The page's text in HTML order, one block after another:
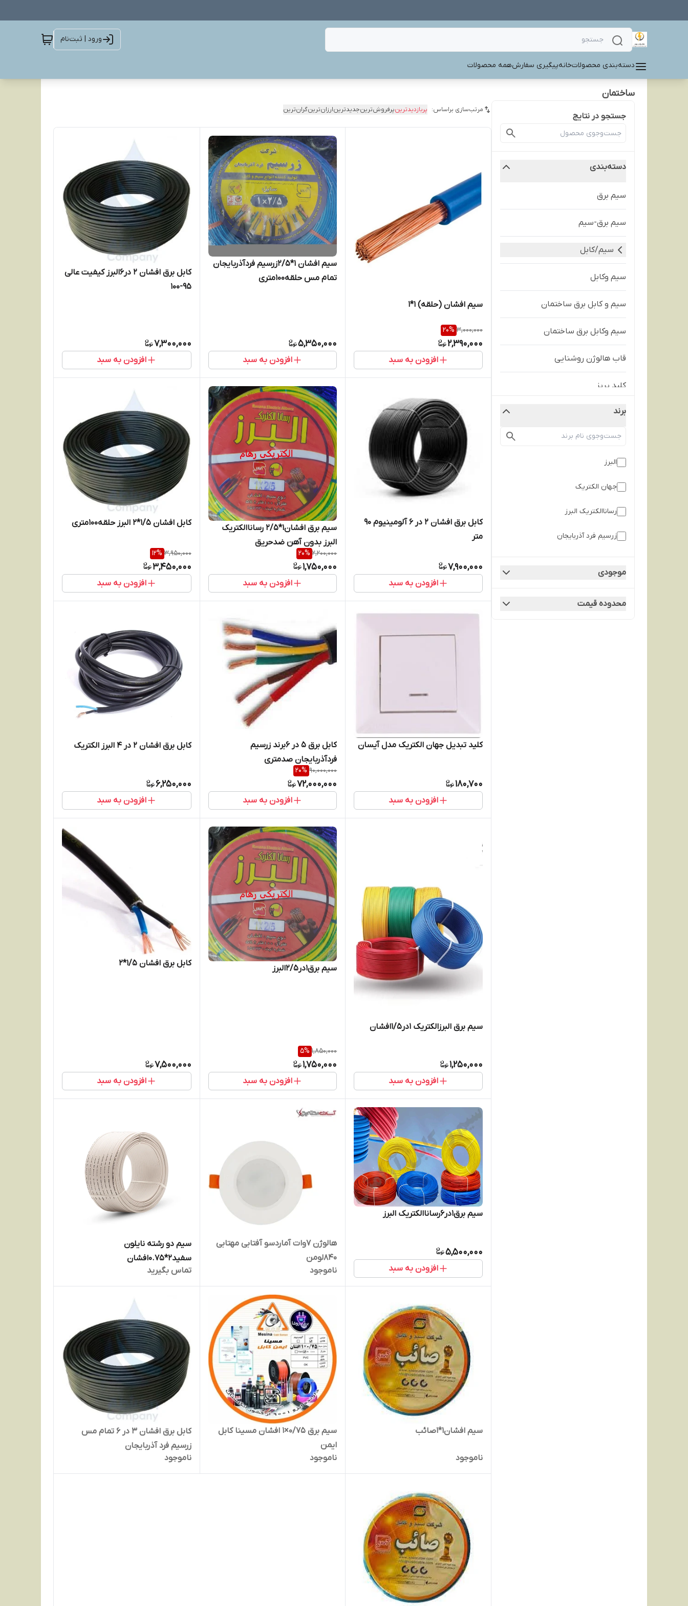
ورود | ثبت‌نام
دسته‌بندی محصولاتخانهپیگیری سفارشهمه محصولات
ساختمان
جستجو در نتایج
دسته‌بندی
سیم برق
سیم برق-سیم
سیم/کابل
سیم وکابل
سیم و کابل برق ساختمان
سیم وکابل برق ساختمان
قاب هالوژن روشنایی
کلید پریز
لامپ و هالوژن
برند
البرز
جهان الکتریک
رساناالکتریک البرز
زرسیم فرد آذربایجان
موجودی
محدوده قیمت
مرتب‌سازی براساس: پربازدیدترینپرفروش‌ترینجدیدترینارزان‌ترینگران‌ترین
سیم افشان (حلقه) 1*1
3,000,000
20%
2,390,000
افزودن به سبد
سیم افشان 1*2/5زرسیم فردآذربایجان
تمام مس حلقه100متری
5,350,000
افزودن به سبد
کابل برق افشان 2 در6البرز کیفیت عالی
95-100
7,300,000
افزودن به سبد
کابل برق افشان ۲ در ۶ آلومینیوم ۹۰
متر
7,900,000
افزودن به سبد
سیم برق افشان1*2/5 رساناالکتریک
البرز بدون آهن ضدحریق
2,200,000
20%
1,750,000
افزودن به سبد
کابل افشان 1/5*2 البرز حلقه100متری
3,950,000
12%
3,450,000
افزودن به سبد
کلید تبدیل جهان الکتریک مدل آیسان
180,700
افزودن به سبد
کابل برق 5 در 6برند زرسیم
فردآذربایجان صدمتری
90,000,000
20%
72,000,000
افزودن به سبد
کابل برق افشان 2 در 4 البرز الکتریک
6,250,000
افزودن به سبد
سیم برق البرزالکتریک 1در1/5افشان
1,250,000
افزودن به سبد
سیم برق1در2/5البرز
1,850,000
5%
1,750,000
افزودن به سبد
کابل برق افشان 1/5*2
7,500,000
افزودن به سبد
سیم برق1در6رساناالکتریک البرز
5,500,000
افزودن به سبد
هالوژن 7وات آماردسو آفتابی مهتابی
840لومن
ناموجود
سیم دو رشته نایلون
سفید2*0.75افشان
تماس بگیرید
سیم افشان1*1صائب
ناموجود
سیم برق 0/75×1 افشان مسینا کابل
ایمن
ناموجود
کابل برق افشان 3 در 6 تمام مس
زرسیم فرد آذربایجان
ناموجود